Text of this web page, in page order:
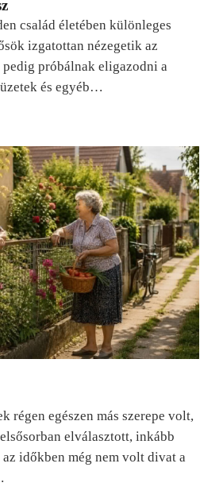
család életében különleges
izgatottan nézegetik az
próbálnak eligazodni a
és egyéb…
régen egészen más szerepe volt,
elválasztott, inkább
időkben még nem volt divat a